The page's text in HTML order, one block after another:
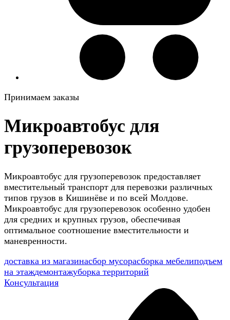
Принимаем заказы
Микроавтобус для
грузоперевозок
Микроавтобус для грузоперевозок предоставляет
вместительный транспорт для перевозки различных
типов грузов в Кишинёве и по всей Молдове.
Микроавтобус для грузоперевозок особенно удобен
для средних и крупных грузов, обеспечивая
оптимальное соотношение вместительности и
маневренности.
доставка из магазинасбор мусорасборка мебелиподъем
на этаждемонтажуборка территорий
Консультация